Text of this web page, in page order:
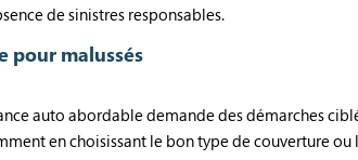
de sinistres responsables.
pour malussés
auto abordable demande des démarches
en choisissant le bon type de couverture ou